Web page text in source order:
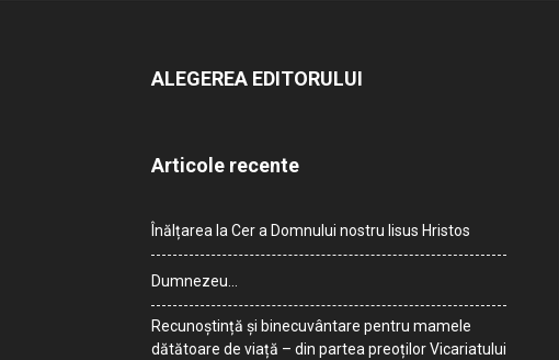
ALEGEREA EDITORULUI
Articole recente
Înălțarea la Cer a Domnului nostru Iisus Hristos
Dumnezeu…
Recunoștință și binecuvântare pentru mamele
dătătoare de viață – din partea preoților Vicariatului